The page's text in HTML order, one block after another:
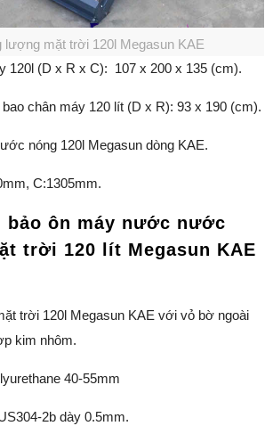
lượng mặt trời 120l Megasun KAE
120l (D x R x C): 107 x 200 x 135 (cm).
chân máy 120 lít (D x R): 93 x 190 (cm).
nóng 120l Megasun dòng KAE.
C:1305mm.
bảo ôn máy nước nước
trời 120 lít Megasun KAE
trời 120l Megasun KAE với vỏ bờ ngoài
kim nhôm.
40-55mm
2b dày 0.5mm.